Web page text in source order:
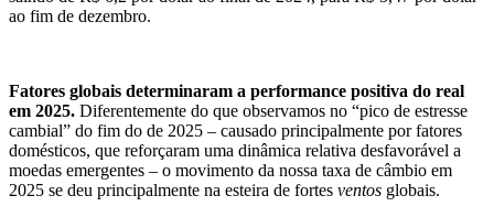
ao fim de dezembro.
Fatores globais determinaram a performance positiva do real
em 2025. Diferentemente do que observamos no “pico de estresse
cambial” do fim do de 2025 – causado principalmente por fatores
domésticos, que reforçaram uma dinâmica relativa desfavorável a
moedas emergentes – o movimento da nossa taxa de câmbio em
2025 se deu principalmente na esteira de fortes ventos globais.